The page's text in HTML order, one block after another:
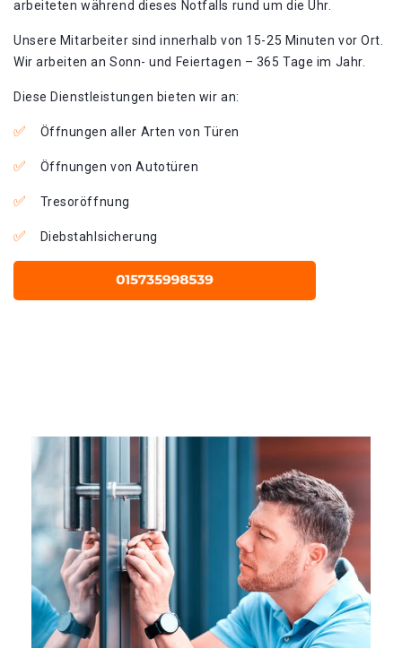
arbeiteten während dieses Notfalls rund um die Uhr.
Unsere Mitarbeiter sind innerhalb von 15-25 Minuten vor Ort.
Wir arbeiten an Sonn- und Feiertagen – 365 Tage im Jahr.
Diese Dienstleistungen bieten wir an:
Öffnungen aller Arten von Türen
Öffnungen von Autotüren
Tresoröffnung
Diebstahlsicherung